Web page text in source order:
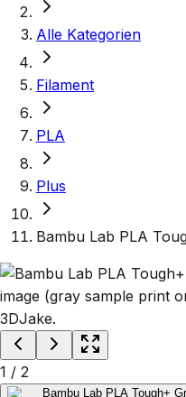
Alle Kategorien
Filament
PLA
Plus
Bambu Lab PLA
1 / 2